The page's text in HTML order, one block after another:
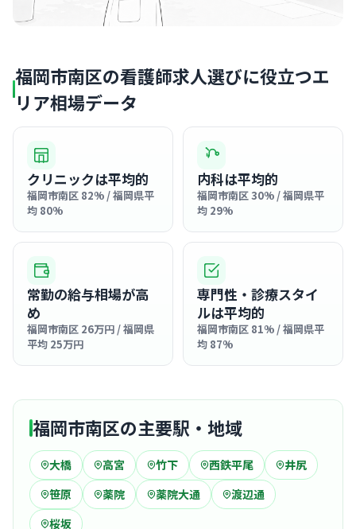
福岡市南区の看護師求人選びに役立つエ
リア相場データ
クリニックは平均的
福岡市南区 82% / 福岡県平
均 80%
内科は平均的
福岡市南区 30% / 福岡県平
均 29%
常勤の給与相場が高
め
福岡市南区 26万円 / 福岡県
平均 25万円
専門性・診療スタイ
ルは平均的
福岡市南区 81% / 福岡県平
均 87%
福岡市南区の主要駅・地域
大橋 高宮 竹下 西鉄平尾
井尻
笹原
薬院 薬院大通
渡辺通
桜坂